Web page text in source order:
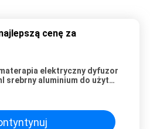
cenę za
elektryczny dyfuzor
srebrny aluminium do użytku